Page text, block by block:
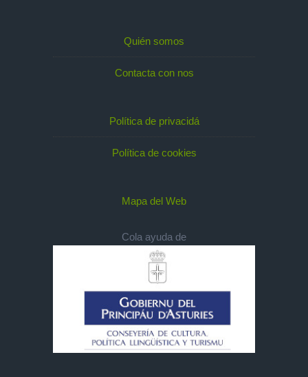
Quién somos
Contacta con nos
Política de privacidá
Política de cookies
Mapa del Web
Cola ayuda de